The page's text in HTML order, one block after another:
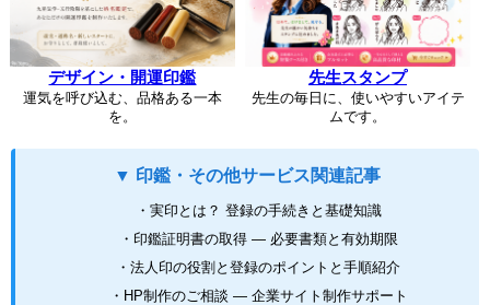
デザイン・開運印鑑
運気を呼び込む、品格ある一本
を。
先生スタンプ
先生の毎日に、使いやすいアイテ
ムです。
▼ 印鑑・その他サービス関連記事
・実印とは？ 登録の手続きと基礎知識
・印鑑証明書の取得 ― 必要書類と有効期限
・法人印の役割と登録のポイントと手順紹介
・HP制作のご相談 ― 企業サイト制作サポート